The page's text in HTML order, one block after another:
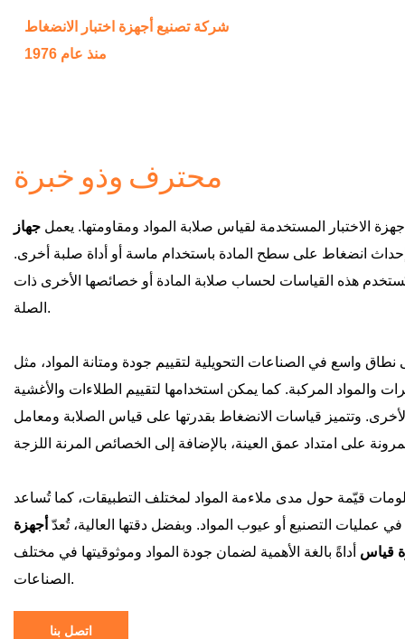
شركة تصنيع أجهزة اختبار الانضغاط
منذ عام 1976
محترف وذو خبرة
الاختبار المستخدمة لقياس صلابة المواد ومقاومتها. يعمل جهاز
انضغاط على سطح المادة باستخدام ماسة أو أداة صلبة أخرى.
هذه القياسات لحساب صلابة المادة أو خصائصها الأخرى ذات
الصلة.
نطاق واسع في الصناعات التحويلية لتقييم جودة ومتانة المواد، مثل
والمواد المركبة. كما يمكن استخدامها لتقييم الطلاءات والأغشية
وتتميز قياسات الانضغاط بقدرتها على قياس الصلابة ومعامل
قيّمة حول مدى ملاءمة المواد لمختلف التطبيقات، كما تُساعد
عمليات التصنيع أو عيوب المواد. وبفضل دقتها العالية، تُعدّ أجهزة
قياس أداةً بالغة الأهمية لضمان جودة المواد وموثوقيتها في مختلف
الصناعات.
اتصل بنا